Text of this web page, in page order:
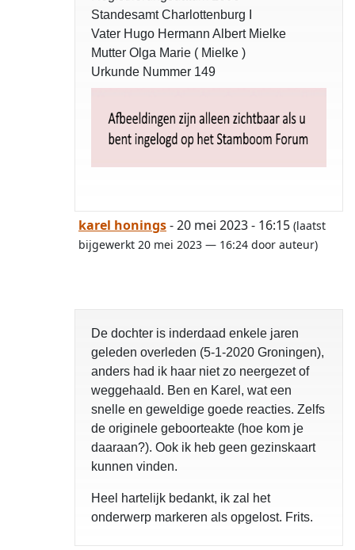
Standesamt Charlottenburg I
Vater Hugo Hermann Albert Mielke
Mutter Olga Marie ( Mielke )
Urkunde Nummer 149
karel honings- 20 mei 2023 - 16:15 (laatst
bijgewerkt 20 mei 2023 — 16:24 door auteur)
De dochter is inderdaad enkele jaren
geleden overleden (5-1-2020 Groningen),
anders had ik haar niet zo neergezet of
weggehaald. Ben en Karel, wat een
snelle en geweldige goede reacties. Zelfs
de originele geboorteakte (hoe kom je
daaraan?). Ook ik heb geen gezinskaart
kunnen vinden.
Heel hartelijk bedankt, ik zal het
onderwerp markeren als opgelost. Frits.
opgelost